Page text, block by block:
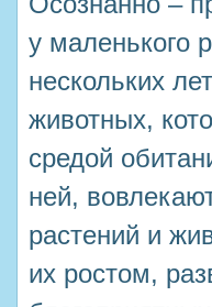
у маленького
нескольких
животных,
средой
ней,
растений и
их ростом,